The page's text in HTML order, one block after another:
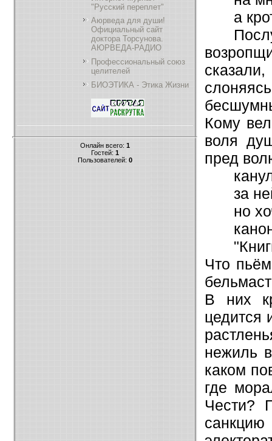
"Русский переплет"
Аюрведа для души!
Официальный сайт
доктора Торсунова.
АЮРВЕДА-РАДИО
Профессиональный союз
целителей
БИОЭТИКА - Этика Жизни
Онлайн всего: 1
Гостей: 1
Пользователей: 0
а
Кому
воля
пред
за
но
Что
В них
цедится
нежиль
каком
где
Чести?